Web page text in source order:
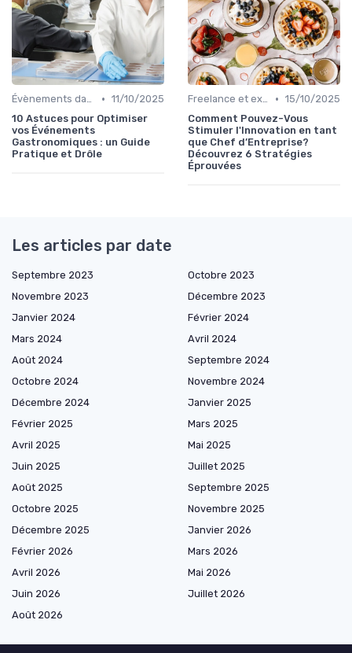
Évènements dans la food • 11/10/2025
10 Astuces pour Optimiser
vos Événements
Gastronomiques : un Guide
Pratique et Drôle
Freelance et externalisation dans la food • 15/10/2025
Comment Pouvez-Vous
Stimuler l'Innovation en tant
que Chef d’Entreprise?
Découvrez 6 Stratégies
Éprouvées
Les articles par date
Septembre 2023
Octobre 2023
Novembre 2023
Décembre 2023
Janvier 2024
Février 2024
Mars 2024
Avril 2024
Août 2024
Septembre 2024
Octobre 2024
Novembre 2024
Décembre 2024
Janvier 2025
Février 2025
Mars 2025
Avril 2025
Mai 2025
Juin 2025
Juillet 2025
Août 2025
Septembre 2025
Octobre 2025
Novembre 2025
Décembre 2025
Janvier 2026
Février 2026
Mars 2026
Avril 2026
Mai 2026
Juin 2026
Juillet 2026
Août 2026